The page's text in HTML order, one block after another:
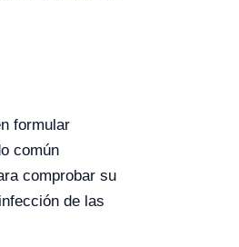
formular
común
comprobar su
de las